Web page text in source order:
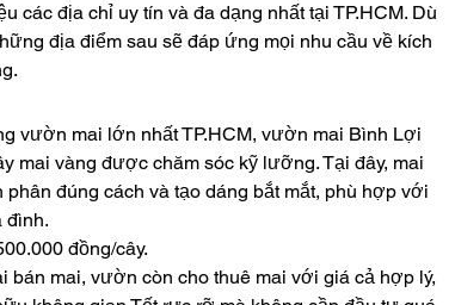
các địa chỉ uy tín và đa dạng nhất tại TP.HCM. Dù
địa điểm sau sẽ đáp ứng mọi nhu cầu về kích
vườn mai lớn nhất TP.HCM, vườn mai Bình Lợi
mai vàng được chăm sóc kỹ lưỡng. Tại đây, mai
đúng cách và tạo dáng bắt mắt, phù hợp với
đình.
đồng/cây.
bán mai, vườn còn cho thuê mai với giá cả hợp lý,